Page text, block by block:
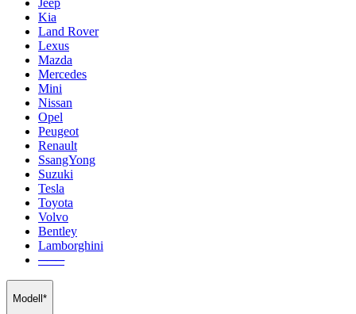
Kia
Land Rover
Lexus
Mazda
Mercedes
Mini
Nissan
Opel
Peugeot
Renault
SsangYong
Suzuki
Tesla
Toyota
Volvo
Bentley
Lamborghini
───
Modell*